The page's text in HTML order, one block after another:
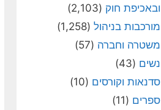
ובאכיפת חוק (2,103)
מורכבות בניהול (1,258)
משטרה וחברה (57)
נשים (43)
סדנאות וקורסים (10)
ספרים (11)